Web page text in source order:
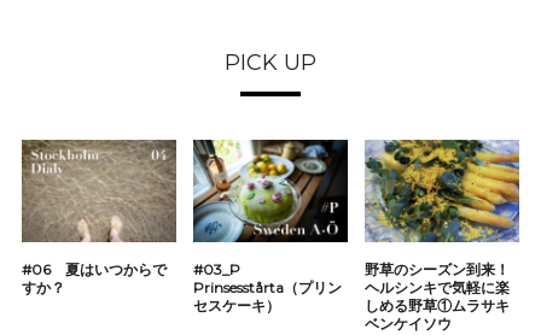
PICK UP
#06 夏はいつからで
すか？
#03_P
Prinsesstårta（プリン
セスケーキ）
野草のシーズン到来！
ヘルシンキで気軽に楽
しめる野草①ムラサキ
ベンケイソウ